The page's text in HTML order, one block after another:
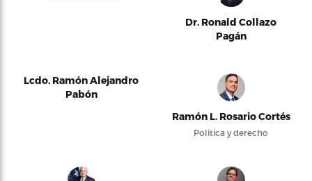
Dr. Ronald Collazo
Pagán
Lcdo. Ramón Alejandro
Pabón
Ramón L. Rosario Cortés
Política y derecho